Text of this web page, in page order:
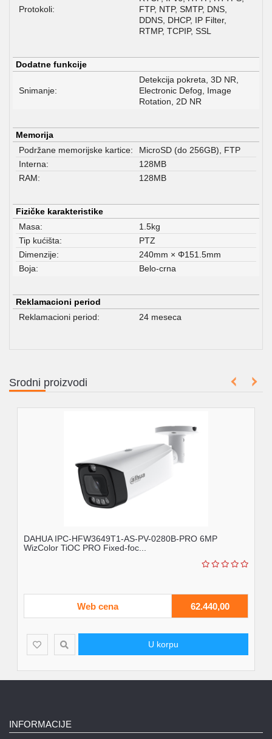
Protokoli:
FTP, NTP, SMTP, DNS,
DDNS, DHCP, IP Filter,
RTMP, TCPIP, SSL
Dodatne funkcije
Snimanje:
Detekcija pokreta, 3D NR,
Electronic Defog, Image
Rotation, 2D NR
Memorija
Podržane memorijske kartice:
MicroSD (do 256GB), FTP
Interna:
128MB
RAM:
128MB
Fizičke karakteristike
Masa:
1.5kg
Tip kućišta:
PTZ
Dimenzije:
240mm × Φ151.5mm
Boja:
Belo-crna
Reklamacioni period
Reklamacioni period:
24 meseca
Srodni proizvodi
DAHUA HFW3849T1-AS-PV-0280B-S5-BLACK
Dual Illumination Bu...
INFORMACIJE